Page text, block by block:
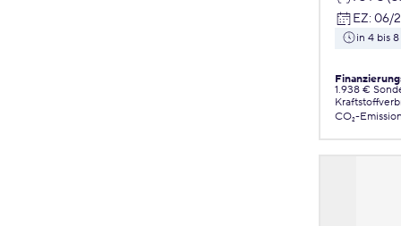
EZ: 06/
in 4 bis
1.938 €
CO₂-